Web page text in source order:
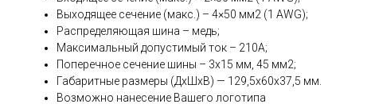
Выходящее сечение (макс.) – 4×50 мм2 (1 AWG);
Распределяющая шина – медь;
Максимальный допустимый ток – 210A;
Поперечное сечение шины – 3х15 мм, 45 мм2;
Габаритные размеры (ДхШхВ) — 129,5х60х37,5 мм.
Возможно нанесение Вашего логотипа